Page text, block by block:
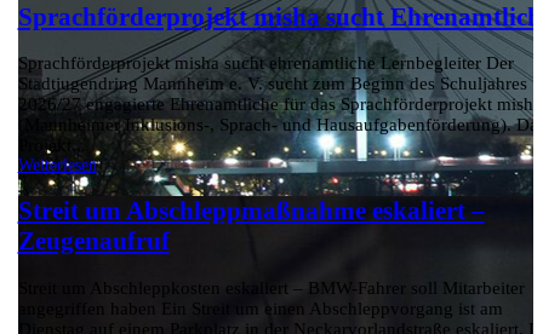
Sprachförderprojekt misha sucht
Sprachförderprojekt misha sucht ehrenamtliche Lernbegleiter Der
Stadtjugendring Mannheim e. V. sucht zum Beginn des Schuljahres
2026/27 engagierte Ehrenamtliche für das Sprachförderprojekt misha
(Mannheimer Inklusions-, Sprach- und Hausaufgabenförderung).
Projekt...
Weiterlesen
Streit um Abschleppmaßnahme eskaliert –
Zeugenaufruf
Streit um Abschleppkosten eskaliert – BMW-Fahrer soll Mitarbeiter
angegriffen haben Ein Streit um einen Abschleppvorgang ist am
Dienstag auf einem Parkplatz in der Neckarvorlandstraße eskaliert.